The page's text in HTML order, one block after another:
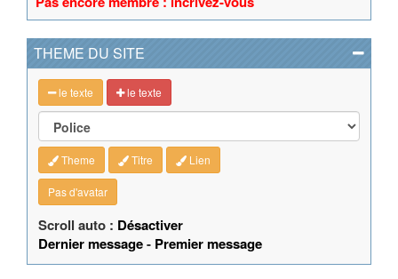
THEME DU SITE
le texte le texte
Theme Titre Lien
Pas d'avatar
Scroll auto : Désactiver
Dernier message- Premier message